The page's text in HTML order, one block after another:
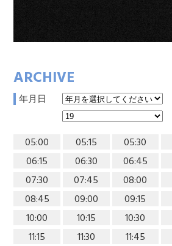
ARCHIVE
年月日
05:00 05:15 05:30
06:15
06:30 06:45
07:30
07:45 08:00
08:45
09:00 09:15
10:00
10:15 10:30
11:15
11:30 11:45